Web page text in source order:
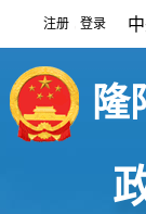
注册 登录
隆